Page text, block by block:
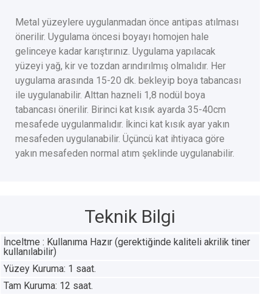
Metal yüzeylere uygulanmadan önce antipas atılması
önerilir. Uygulama öncesi boyayı homojen hale
gelinceye kadar karıştırınız. Uygulama yapılacak
yüzeyi yağ, kir ve tozdan arındırılmış olmalıdır. Her
uygulama arasında 15-20 dk. bekleyip boya tabancası
ile uygulanabilir. Alttan hazneli 1,8 nodül boya
tabancası önerilir. Birinci kat kısık ayarda 35-40cm
mesafede uygulanmalıdır. İkinci kat kısık ayar yakın
mesafeden uygulanabilir. Üçüncü kat ihtiyaca göre
yakın mesafeden normal atım şeklinde uygulanabilir.
Teknik Bilgi
İnceltme : Kullanıma Hazır (gerektiğinde kaliteli akrilik tiner
kullanılabilir)
Yüzey Kuruma: 1 saat.
Tam Kuruma: 12 saat.